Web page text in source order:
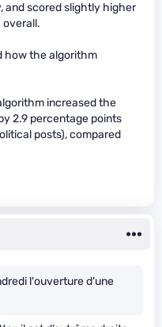
and scored slightly higher
overall.
how the algorithm
increased the
2.9 percentage points
posts), compared
l'ouverture d'une